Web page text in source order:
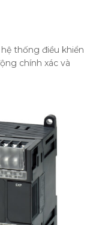
thống điều khiển
chính xác và